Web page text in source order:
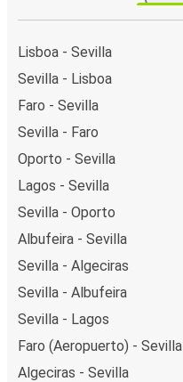
Lisboa - Sevilla
Sevilla - Lisboa
Faro - Sevilla
Sevilla - Faro
Oporto - Sevilla
Lagos - Sevilla
Sevilla - Oporto
Albufeira - Sevilla
Sevilla - Algeciras
Sevilla - Albufeira
Sevilla - Lagos
Faro (Aeropuerto) - Sevilla
Algeciras - Sevilla